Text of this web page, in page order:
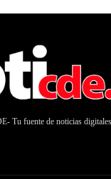
Tu fuente de noticias